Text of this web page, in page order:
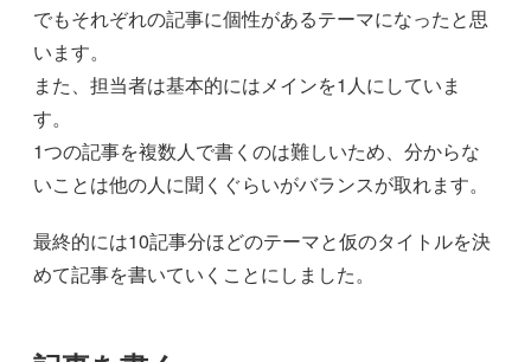
でもそれぞれの記事に個性があるテーマになったと思
います。
また、担当者は基本的にはメインを1人にしていま
す。
1つの記事を複数人で書くのは難しいため、分からな
いことは他の人に聞くぐらいがバランスが取れます。
最終的には10記事分ほどのテーマと仮のタイトルを決
めて記事を書いていくことにしました。